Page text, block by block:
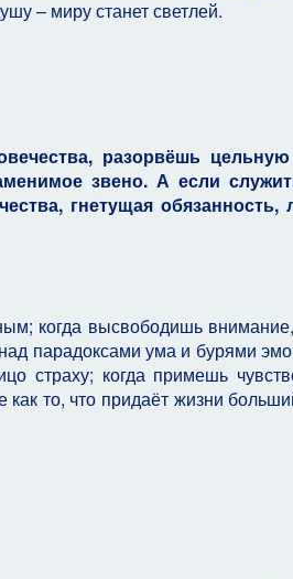
– миру станет светлей.
разорвёшь
звено. А если
гнетущая обязанность,
когда высвободишь
парадоксами ума и бурями
страху; когда примешь
как то, что придаёт жизни